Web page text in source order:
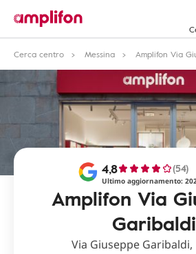
Cerca centro
Messina Amplifon Via
Amplifon Via
Garibaldi
4,8 (54)
Ultimo aggiornamento:
Via Giuseppe Garibaldi,